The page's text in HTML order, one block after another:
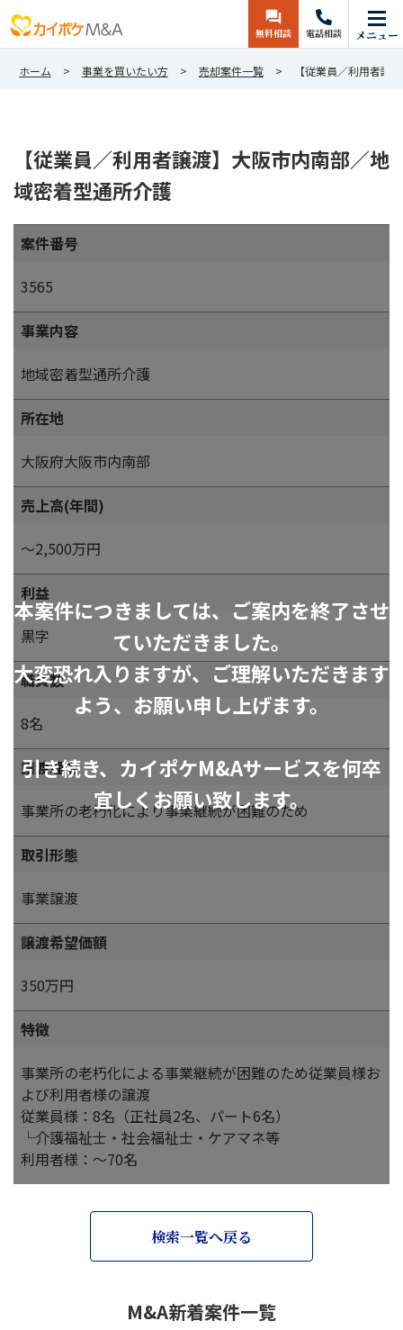
無料相談 電話相談 メニュー
ホーム 事業を買いたい方 売却案件一覧 【従業員／利用者譲
【従業員／利用者譲渡】大阪市内南部／地
域密着型通所介護
本案件につきましては、ご案内を終了させ
ていただきました。
大変恐れ入りますが、ご理解いただきます
よう、お願い申し上げます。
引き続き、カイポケM&Aサービスを何卒
宜しくお願い致します。
案件番号
3565
事業内容
地域密着型通所介護
所在地
大阪府大阪市内南部
売上高(年間)
～2,500万円
利益
黒字
職員数
8名
譲渡理由
事業所の老朽化により事業継続が困難のため
取引形態
事業譲渡
譲渡希望価額
350万円
特徴
事業所の老朽化による事業継続が困難のため従業員様お
よび利用者様の譲渡
従業員様：8名（正社員2名、パート6名）
└介護福祉士・社会福祉士・ケアマネ等
利用者様：～70名
検索一覧へ戻る
M&A新着案件一覧